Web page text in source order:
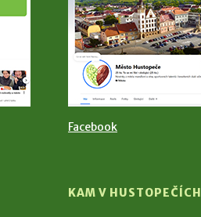
Facebook
KAM V HUSTOPEČÍCH